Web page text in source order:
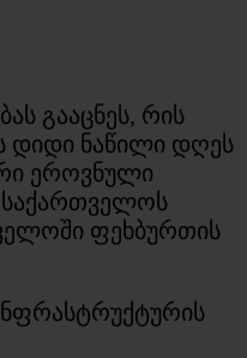
გააცნეს, რის
დიდი ნაწილი დღეს
ეროვნული
საქართველოს
ფეხბურთის